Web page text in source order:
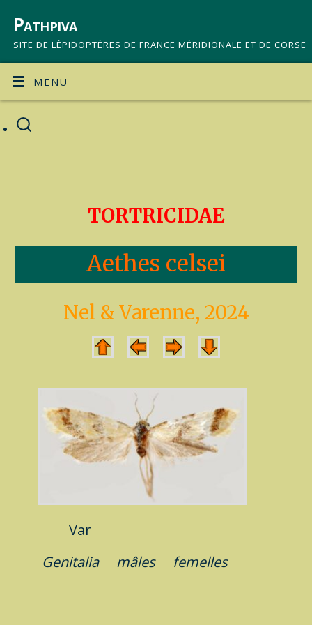
Pathpiva
SITE DE LÉPIDOPTÈRES DE FRANCE MÉRIDIONALE ET DE CORSE
MENU
TORTRICIDAE
Aethes celsei
Nel & Varenne, 2024
Var
Genitalia mâles femelles